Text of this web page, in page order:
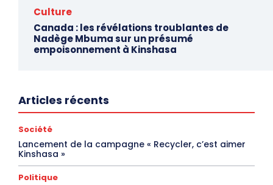
Culture
Canada : les révélations troublantes de
Nadège Mbuma sur un présumé
empoisonnement à Kinshasa
Articles récents
Société
Lancement de la campagne « Recycler, c’est aimer
Kinshasa »
Politique